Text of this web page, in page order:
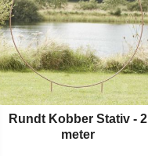
Rundt Kobber Stativ - 2
meter